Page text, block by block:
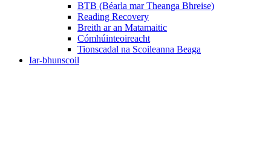
BTB (Béarla mar Theanga Bhreise)
Reading Recovery
Breith ar an Matamaitic
Cómhúinteoireacht
Tionscadal na Scoileanna Beaga
Iar-bhunscoil